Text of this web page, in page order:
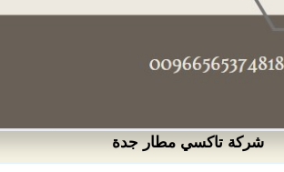
شركة تاكسي مطار جدة